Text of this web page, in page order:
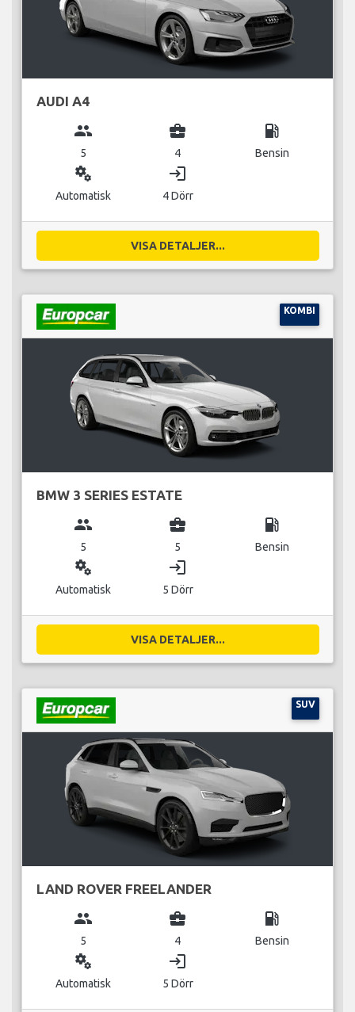
AUDI A4
group
5
business_center
4
local_gas_station
Bensin
miscellaneous_services
Automatisk
login
4 Dörr
VISA DETALJER...
KOMBI
BMW 3 SERIES ESTATE
group
5
business_center
5
local_gas_station
Bensin
miscellaneous_services
Automatisk
login
5 Dörr
VISA DETALJER...
SUV
LAND ROVER FREELANDER
group
5
business_center
4
local_gas_station
Bensin
miscellaneous_services
Automatisk
login
5 Dörr